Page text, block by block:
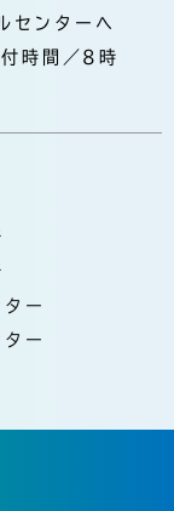
センターへ
時間／8時
ー
ー